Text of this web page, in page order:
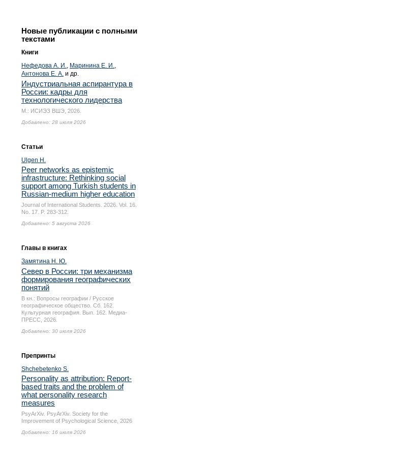
Новые публикации с полными
текстами
Книги
Нефедова А. И., Маринина Е. И.,
Антонова Е. А. и др.
Индустриальная аспирантура в
России: кадры для
технологического лидерства
М.: ИСИЭЗ ВШЭ, 2026.
Добавлено: 28 июля 2026
Статьи
Ulgen H.
Peer networks as epistemic
infrastructure: Rethinking social
support among Turkish students in
Russian-medium higher education
Journal of International Students. 2026. Vol. 16.
No. 17. P. 283-312.
Добавлено: 5 августа 2026
Главы в книгах
Замятина Н. Ю.
Север в России: три механизма
формирования географических
понятий
В кн.: Вопросы географии / Русское
географическое общество. Сб. 162.
Культурная география. Вып. 162. Медиа-
ПРЕСС, 2026.
Добавлено: 30 июля 2026
Препринты
Shchebetenko S.
Personality as attribution: Report-
based traits and the problem of
what personality research
measures
PsyArXiv. PsyArXiv. Society for the
Improvement of Psychological Science, 2026
Добавлено: 16 июля 2026